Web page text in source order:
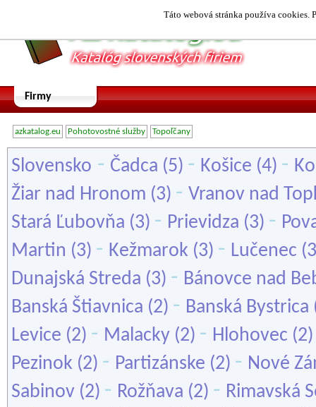
Táto webová stránka používa cookies.
Firmy
azkatalog.eu Pohotovostné služby Topoľčany
Slovensko - Čadca (5) - Košice (4) -
Žiar nad Hronom (3) - Vranov nad
Stará Ľubovňa (3) - Prievidza (3) -
Martin (3) - Kežmarok (3) - Lučenec
Dunajská Streda (3) - Bánovce nad
Banská Štiavnica (2) - Banská Bystrica
Levice (2) - Malacky (2) - Hlohovec
Pezinok (2) - Partizánske (2) - Nové
Sabinov (2) - Rožňava (2) - Rimavská